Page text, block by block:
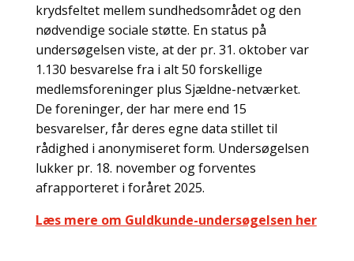
krydsfeltet mellem sundhedsområdet og den
nødvendige sociale støtte. En status på
undersøgelsen viste, at der pr. 31. oktober var
1.130 besvarelse fra i alt 50 forskellige
medlemsforeninger plus Sjældne-netværket.
De foreninger, der har mere end 15
besvarelser, får deres egne data stillet til
rådighed i anonymiseret form. Undersøgelsen
lukker pr. 18. november og forventes
afrapporteret i foråret 2025.
Læs mere om Guldkunde-undersøgelsen her